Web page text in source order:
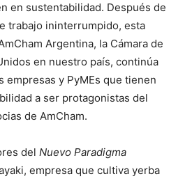
en sustentabilidad. Después de
trabajo ininterrumpido, esta
Argentina, la Cámara de
en nuestro país, continúa
empresas y PyMEs que tienen
a ser protagonistas del
de AmCham.
del Nuevo Paradigma
empresa que cultiva yerba